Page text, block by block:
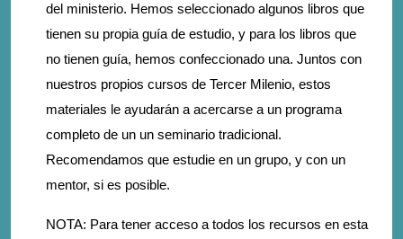
del ministerio. Hemos seleccionado algunos libros que
tienen su propia guía de estudio, y para los libros que
no tienen guía, hemos confeccionado una. Juntos con
nuestros propios cursos de Tercer Milenio, estos
materiales le ayudarán a acercarse a un programa
completo de un un seminario tradicional.
Recomendamos que estudie en un grupo, y con un
mentor, si es posible.
NOTA: Para tener acceso a todos los recursos en esta